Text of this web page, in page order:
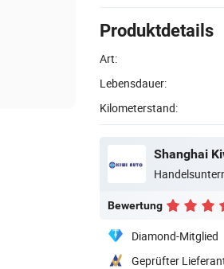
Produktdetails
Art:
Lebensdauer:
Kilometerstand:
Shanghai
Bewertung
Diamond-Mitglied
Geprüfter